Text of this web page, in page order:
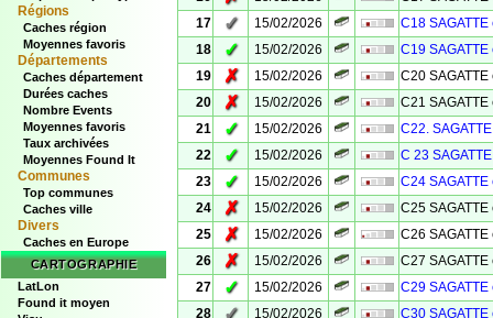
Régions
Caches région
Moyennes favoris
Départements
Caches département
Durées caches
Nombre Events
Moyennes favoris
Taux archivées
Moyennes Found It
Communes
Top communes
Caches ville
Divers
Caches en Europe
CARTOGRAPHIE
LatLon
Found it moyen
17
✓ 15/02/2026
C18 SAGATTE
18
✓ 15/02/2026
C19 SAGATTE
19
✗ 15/02/2026
C20 SAGATTE
20
✗ 15/02/2026
C21 SAGATTE
21
✓ 15/02/2026
C22.
22
✓ 15/02/2026
C 23
23
✓ 15/02/2026
C24 SAGATTE
24
✗ 15/02/2026
C25 SAGATTE
25
✗ 15/02/2026
C26 SAGATTE
26
✗ 15/02/2026
C27 SAGATTE
27
✓ 15/02/2026
C29 SAGATTE
28
15/02/2026
C30 SAGATTE